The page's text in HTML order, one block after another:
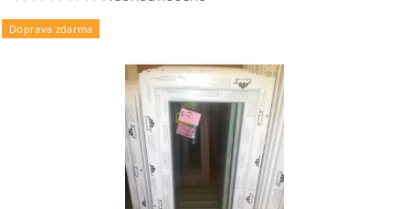
Doprava zdarma